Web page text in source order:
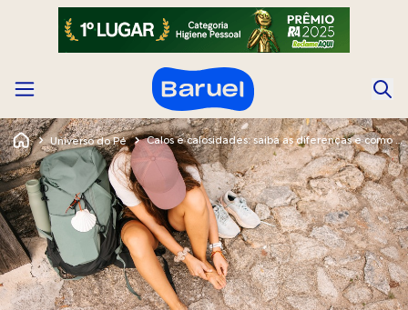
Universo do Pé Calos e calosidades: saiba as diferenças e como prevenir